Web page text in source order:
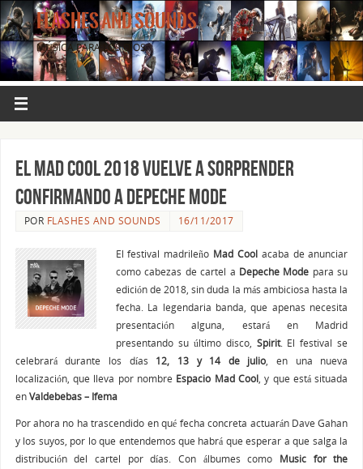
FLASHES AND SOUNDS
MÚSICA PARA LOS OJOS.
El Mad Cool 2018 vuelve a sorprender
confirmando a Depeche Mode
POR FLASHES AND SOUNDS 16/11/2017
El festival madrileño Mad Coolacaba de anunciar
como cabezas de cartel a Depeche Mode para su
edición de 2018, sin duda la más ambiciosa hasta la
fecha. La legendaria banda, que apenas necesita
presentación alguna, estará en Madrid
presentando su último disco, Spirit. El festival se
celebrará durante los días 12, 13 y 14 de julio , en una nueva
localización, que lleva por nombre Espacio Mad Cool , y que está situada
enValdebebas – Ifema
Por ahora no ha trascendido en qué fecha concreta actuarán Dave Gahan
y los suyos, por lo que entendemos que habrá que esperar a que salga la
distribución del cartel por días. Con álbumes como Music for the